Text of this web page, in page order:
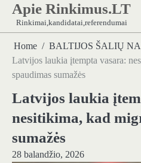
Skip
content
Apie Rinkimus.LT
Rinkimai,kandidatai,referendumai
Home
BALTIJOS ŠALIŲ
Latvijos laukia įtempta vasara:
spaudimas sumažės
Latvijos laukia
nesitikima, kad
sumažės
28 balandžio, 2026